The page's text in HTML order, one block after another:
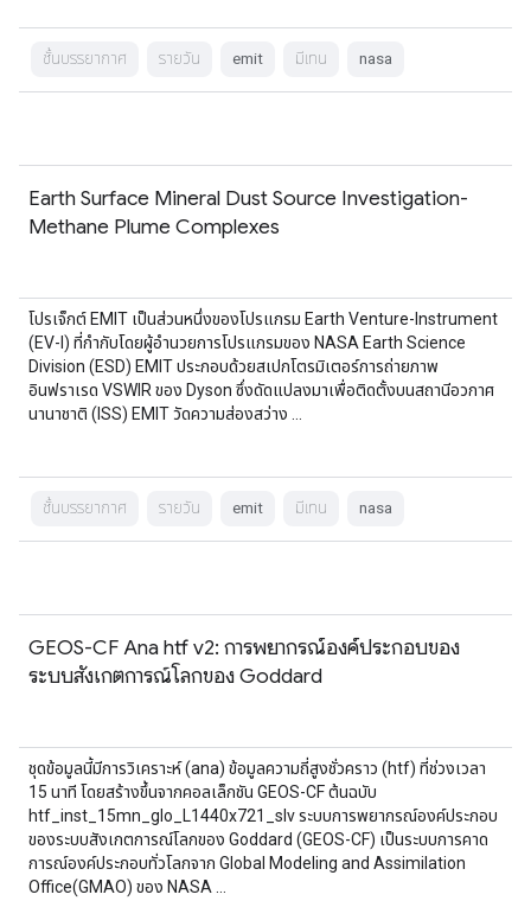
ชั้นบรรยากาศ รายวัน emit มีเทน nasa
Earth Surface Mineral Dust Source Investigation-
Methane Plume Complexes
โปรเจ็กต์ EMIT เป็นส่วนหนึ่งของโปรแกรม Earth Venture-Instrument
(EV-I) ที่กำกับโดยผู้อำนวยการโปรแกรมของ NASA Earth Science
Division (ESD) EMIT ประกอบด้วยสเปกโตรมิเตอร์การถ่ายภาพ
อินฟราเรด VSWIR ของ Dyson ซึ่งดัดแปลงมาเพื่อติดตั้งบนสถานีอวกาศ
นานาชาติ (ISS) EMIT วัดความส่องสว่าง …
ชั้นบรรยากาศ รายวัน emit มีเทน nasa
GEOS-CF Ana htf v2: การพยากรณ์องค์ประกอบของ
ระบบสังเกตการณ์โลกของ Goddard
ชุดข้อมูลนี้มีการวิเคราะห์ (ana) ข้อมูลความถี่สูงชั่วคราว (htf) ที่ช่วงเวลา
15 นาที โดยสร้างขึ้นจากคอลเล็กชัน GEOS-CF ต้นฉบับ
htf_inst_15mn_glo_L1440x721_slv ระบบการพยากรณ์องค์ประกอบ
ของระบบสังเกตการณ์โลกของ Goddard (GEOS-CF) เป็นระบบการคาด
การณ์องค์ประกอบทั่วโลกจาก Global Modeling and Assimilation
Office(GMAO) ของ NASA …